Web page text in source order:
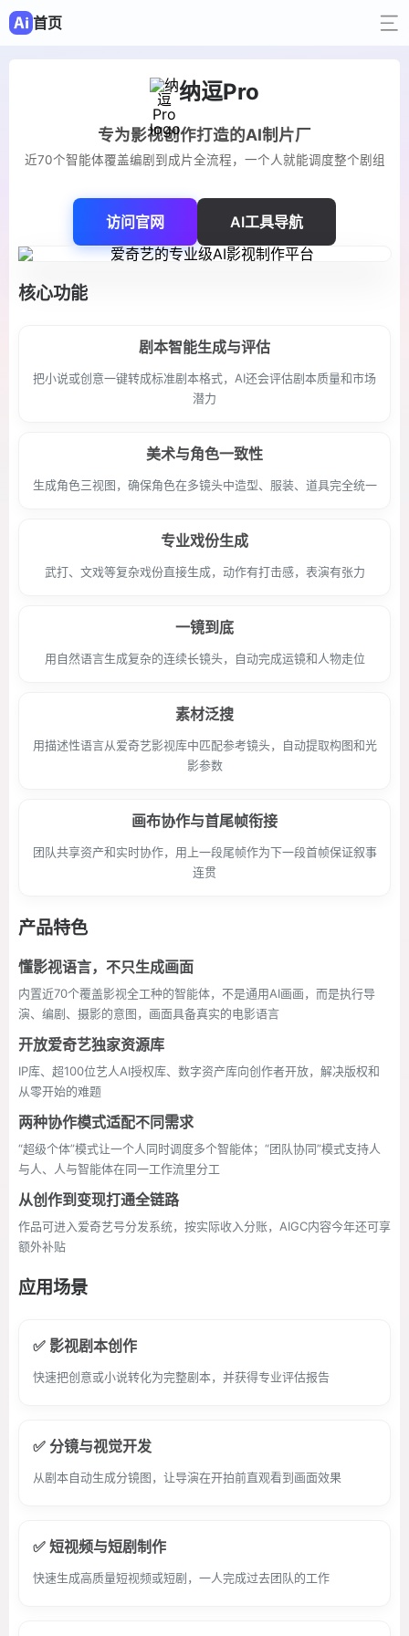
首页
纳逗Pro
专为影视创作打造的AI制片厂
近70个智能体覆盖编剧到成片全流程，一个人就能调度整个剧组
访问官网 AI工具导航
核心功能
剧本智能生成与评估
把小说或创意一键转成标准剧本格式，AI还会评估剧本质量和市场
潜力
美术与角色一致性
生成角色三视图，确保角色在多镜头中造型、服装、道具完全统一
专业戏份生成
武打、文戏等复杂戏份直接生成，动作有打击感，表演有张力
一镜到底
用自然语言生成复杂的连续长镜头，自动完成运镜和人物走位
素材泛搜
用描述性语言从爱奇艺影视库中匹配参考镜头，自动提取构图和光
影参数
画布协作与首尾帧衔接
团队共享资产和实时协作，用上一段尾帧作为下一段首帧保证叙事
连贯
产品特色
懂影视语言，不只生成画面
内置近70个覆盖影视全工种的智能体，不是通用AI画画，而是执行导
演、编剧、摄影的意图，画面具备真实的电影语言
开放爱奇艺独家资源库
IP库、超100位艺人AI授权库、数字资产库向创作者开放，解决版权和
从零开始的难题
两种协作模式适配不同需求
“超级个体”模式让一个人同时调度多个智能体；“团队协同”模式支持人
与人、人与智能体在同一工作流里分工
从创作到变现打通全链路
作品可进入爱奇艺号分发系统，按实际收入分账，AIGC内容今年还可享
额外补贴
应用场景
✅ 影视剧本创作
快速把创意或小说转化为完整剧本，并获得专业评估报告
✅ 分镜与视觉开发
从剧本自动生成分镜图，让导演在开拍前直观看到画面效果
✅ 短视频与短剧制作
快速生成高质量短视频或短剧，一人完成过去团队的工作